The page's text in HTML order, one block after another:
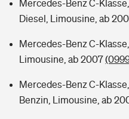
Mercedes-Benz C-
Diesel, Limousine, ab
Mercedes-Benz C-
Limousine, ab 2007
Mercedes-Benz C-
Benzin, Limousine, ab